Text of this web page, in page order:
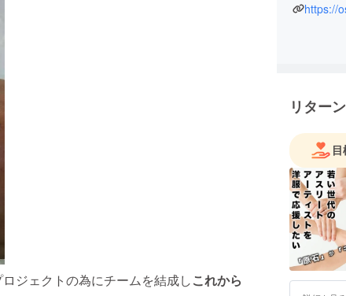
ジェクトの為にチームを結成しこれから
https://
リター